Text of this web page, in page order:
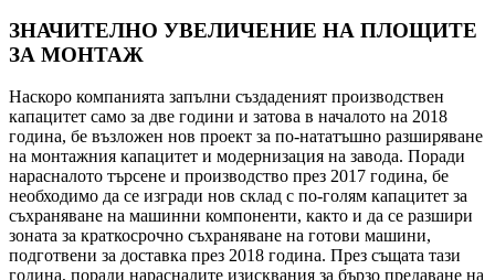
ЗНАЧИТЕЛНО УВЕЛИЧЕНИЕ НА ПЛОЩИТЕ
ЗА МОНТАЖ
Наскоро компанията запълни създаденият производствен
капацитет само за две години и затова в началото на 2018
година, бе възложен нов проект за по-нататъшно разширяване
на монтажния капацитет и модернизация на завода. Поради
нарасналото търсене и производство през 2017 година, бе
необходимо да се изгради нов склад с по-голям капацитет за
съхраняване на машинни компоненти, както и да се разшири
зоната за краткосрочно съхраняване на готови машини,
подготвени за доставка през 2018 година. През същата тази
година, поради нарасналите изисквания за бързо предаване на